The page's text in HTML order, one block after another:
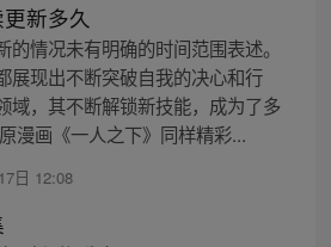
新多久
情况未有明确的时间范围表述。
展现出不断突破自我的决心和行
域，其不断解锁新技能，成为了多
漫画《一人之下》同样精彩...
日 12:08